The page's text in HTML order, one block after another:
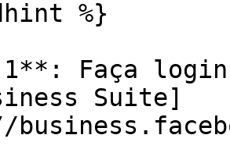
1**: Faça
Suite]